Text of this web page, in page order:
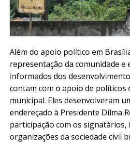
Além do apoio político em
representação da comunidade e
informados dos
contam com o apoio de políticos
municipal. Eles desenvolveram
endereçado à Presidente Dilma
participação com os signatários,
organizações da sociedade civil